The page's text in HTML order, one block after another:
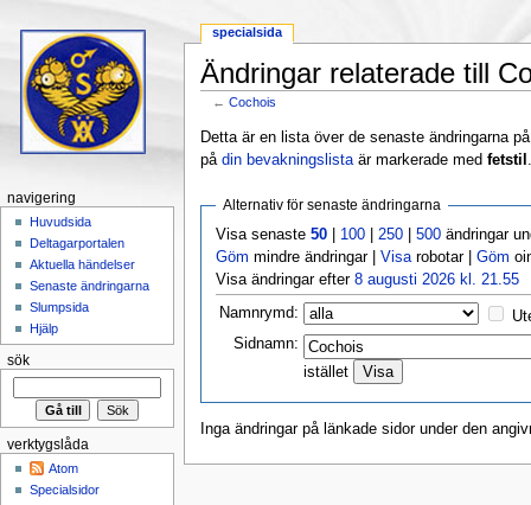
Ändringar relaterade till
←Cochois
Detta är en lista över de senaste ändringarna
på din bevakningslistaär markerade med fetstil
Alternativ för senaste ändringarna
Visa senaste50 100 250 |500 ändringar
Göm mindre ändringar |Visa robotar |Göm
Visa ändringar efter8 augusti 2026 kl. 21.55
Namnrymd:
Sidnamn:
istället
Inga ändringar på länkade sidor under den
specialsida
navigering
Huvudsida
Deltagarportalen
Aktuella händelser
Senaste ändringarna
Slumpsida
Hjälp
sök
verktygslåda
Atom
Specialsidor